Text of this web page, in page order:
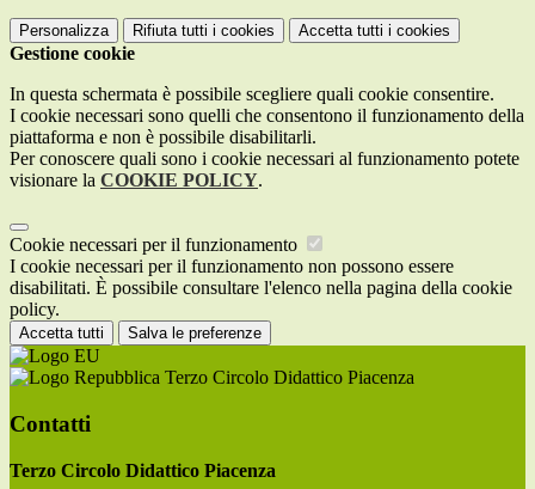
Personalizza Rifiuta tutti i cookies Accetta tutti i cookies
Gestione cookie
In questa schermata è possibile scegliere quali cookie consentire.
I cookie necessari sono quelli che consentono il funzionamento della
piattaforma e non è possibile disabilitarli.
Per conoscere quali sono i cookie necessari al funzionamento potete
visionare la COOKIE POLICY.
Cookie necessari per il funzionamento
I cookie necessari per il funzionamento non possono essere
disabilitati. È possibile consultare l'elenco nella pagina della cookie
policy.
Accetta tutti Salva le preferenze
Terzo Circolo Didattico Piacenza
Contatti
Terzo Circolo Didattico Piacenza